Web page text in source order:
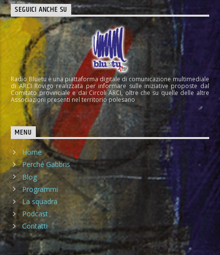
SEGUICI ANCHE SU
Radio Bluetu è una piattaforma digitale di comunicazione multimediale
di ARCI Rovigo realizzata per informare sulle iniziative proposte dal
Comitato provinciale e dai Circoli ARCI, oltre che su quelle delle altre
Associazioni presenti nel territorio polesano
MENU
Home
Perché Gabbris
Blog
Programmi
La squadra
Podcast
Contatti